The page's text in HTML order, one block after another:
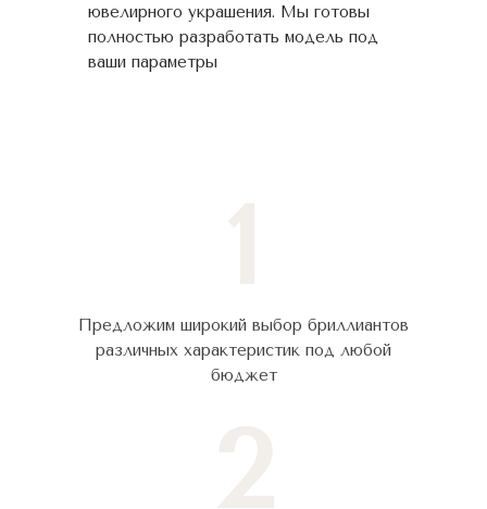
ювелирного украшения. Мы готовы
полностью разработать модель под
ваши параметры
Предложим широкий выбор бриллиантов
различных характеристик под любой
бюджет